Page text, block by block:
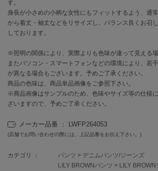
emmi atelier
エミ アトリエ
emmi yoga
ETRÉ TOKYO
エトレトウキョウ
ey
アイ
FILA
す。
身長が小さめの小柄な女性にもフィットするよう、通
から着丈・袖丈などをリサイズし、バランス良くお召
しております。
※照明の関係により、実際よりも色味が違って見える場
またパソコン・スマートフォンなどの環境により、若
が異なる場合もございます。予めご了承ください。
商品の色味は、商品単品画像をご参照下さい。
※商品画像はサンプルのため、色味やサイズ等の仕様
ざいますので、予めご了承ください。
メーカー品番 ： LWFP264053
(店舗でお問い合わせの際には、上記品番をお伝え下さい。)
カテゴリ ： パンツ > デニムパンツ/ジーンズ
LILY BROWNパンツ > LILY